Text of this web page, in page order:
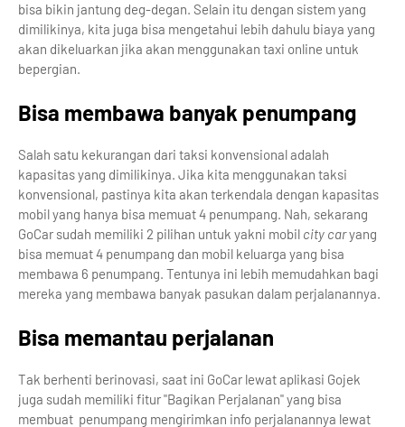
bisa bikin jantung deg-degan. Selain itu dengan sistem yang
dimilikinya, kita juga bisa mengetahui lebih dahulu biaya yang
akan dikeluarkan jika akan menggunakan taxi online untuk
bepergian.
Bisa membawa banyak penumpang
Salah satu kekurangan dari taksi konvensional adalah
kapasitas yang dimilikinya. Jika kita menggunakan taksi
konvensional, pastinya kita akan terkendala dengan kapasitas
mobil yang hanya bisa memuat 4 penumpang. Nah, sekarang
GoCar sudah memiliki 2 pilihan untuk yakni mobil city caryang
bisa memuat 4 penumpang dan mobil keluarga yang bisa
membawa 6 penumpang. Tentunya ini lebih memudahkan bagi
mereka yang membawa banyak pasukan dalam perjalanannya.
Bisa memantau perjalanan
Tak berhenti berinovasi, saat ini GoCar lewat aplikasi Gojek
juga sudah memiliki fitur "Bagikan Perjalanan" yang bisa
membuat penumpang mengirimkan info perjalanannya lewat